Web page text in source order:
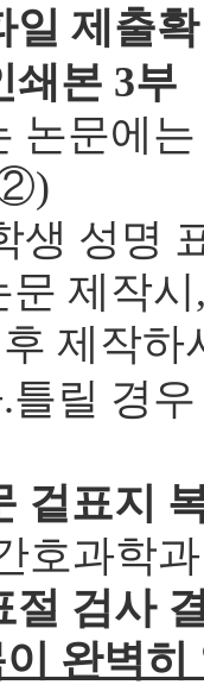
제출확
본 3부
에는
②)
생 성명
문 제작
제작하
우 다
겉표지
학과’
절 검사
완벽